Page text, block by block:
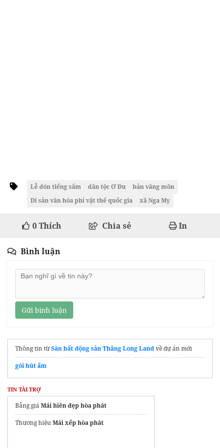
Lễ đón tiếng sấm dân tộc Ơ Đu
bản văng môn
Di sản văn hóa phi vật thể quốc gia
xã Nga My
0Thích Chia sẻ In
Bình luận
Gửi bình luận
Thông tin từSàn bất động sản Thăng Long Landvề dự án mới
gói hút ẩm
TIN TÀI TRỢ
Bảng giáMái hiên đẹp hòa phát
Thương hiệuMái xếp hòa phát